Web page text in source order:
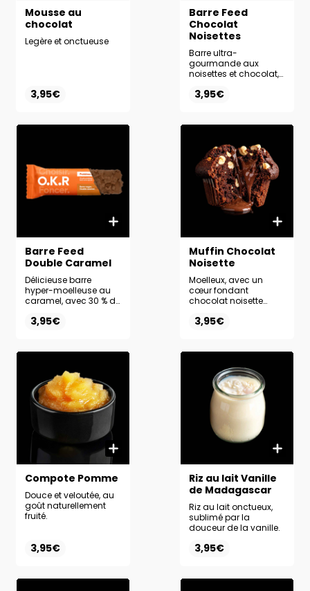
Mousse au
chocolat
Legère et onctueuse
3,95€
Barre Feed
Chocolat
Noisettes
Barre ultra-
gourmande aux
noisettes et chocolat,
3,95€
Barre Feed
Double Caramel
Délicieuse barre
hyper-moelleuse au
caramel, avec 30 % de
3,95€
Muffin Chocolat
Noisette
Moelleux, avec un
cœur fondant
chocolat noisette
3,95€
Compote Pomme
Douce et veloutée, au
goût naturellement
fruité.
3,95€
Riz au lait Vanille
de Madagascar
Riz au lait onctueux,
sublimé par la
douceur de la vanille.
3,95€